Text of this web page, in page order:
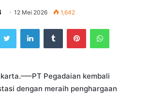
Send
email
12 Mei 2026 1,642
TwitterLinkedInTumblrPinterestWhatsApp
Pegadaian kembali
dengan meraih penghargaan